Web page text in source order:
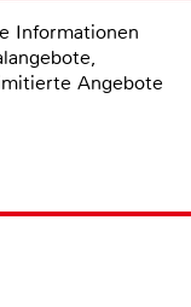
Informationen
Angebote